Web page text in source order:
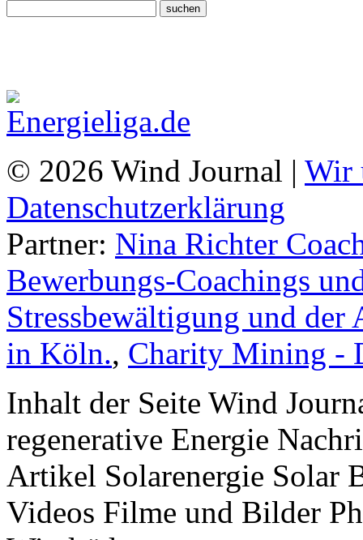
© 2026 Wind Journal | Wir
Datenschutzerklärung
Partner: Nina Richter
Bewerbungs-Coachings
Stressbewältigung und
in Köln., Charity Mining -
Inhalt der Seite Wind
regenerative Energie
Artikel Solarenergie Solar
Videos Filme und Bilder